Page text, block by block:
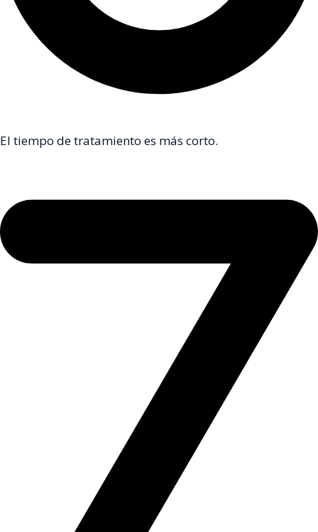
El tiempo de tratamiento es más corto.